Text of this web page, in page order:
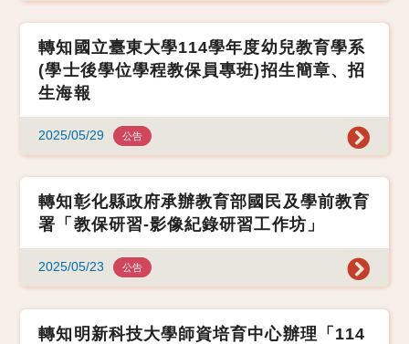
轉知國立臺東大學114學年度幼兒教育學系
(學士後學位學程教保員專班)招生簡章、招
生海報
2025/05/29 公告
轉知彰化縣政府承辦教育部國民及學前教育
署「教保研習-影像紀錄研習工作坊」
2025/05/23 公告
轉知明新科技大學師資培育中心辦理「114